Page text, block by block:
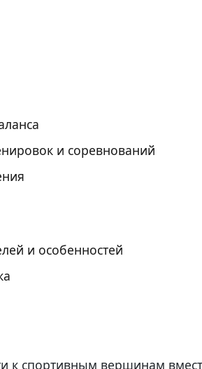
и соревнований
и особенностей
спортивным вершинам